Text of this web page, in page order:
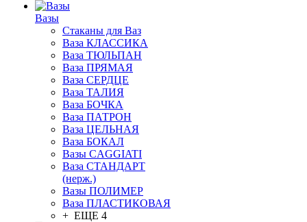
Вазы
Стаканы для Ваз
Ваза КЛАССИКА
Ваза ТЮЛЬПАН
Ваза ПРЯМАЯ
Ваза СЕРДЦЕ
Ваза ТАЛИЯ
Ваза БОЧКА
Ваза ПАТРОН
Ваза ЦЕЛЬНАЯ
Ваза БОКАЛ
Вазы CAGGIATI
Ваза СТАНДАРТ
(нерж.)
Вазы ПОЛИМЕР
Ваза ПЛАСТИКОВАЯ
+ ЕЩЕ 4